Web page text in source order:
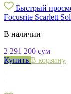
Быстрый
Focusrite Scarlett
В наличии
2 291 200 сум
Купить В корзину